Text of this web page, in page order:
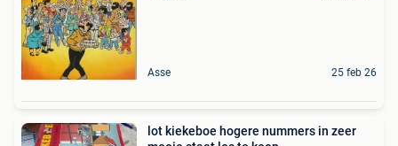
Asse 25 feb 26
lot kiekeboe hogere nummers in zeer